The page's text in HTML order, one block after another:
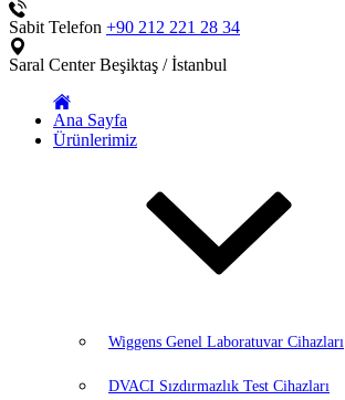
Sabit Telefon +90 212 221 28 34
Saral CenterBeşiktaş / İstanbul
Ana Sayfa
Ürünlerimiz
Wiggens Genel Laboratuvar Cihazları
DVACI Sızdırmazlık Test Cihazları